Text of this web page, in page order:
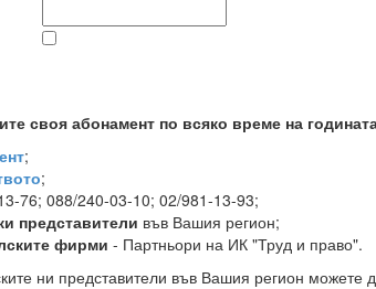
своя абонамент по всяко време на
;
;
76; 088/240-03-10; 02/981-13-93;
представители във Вашия регион;
фирми - Партньори на ИК "Труд и право".
ни представители във Вашия регион можете